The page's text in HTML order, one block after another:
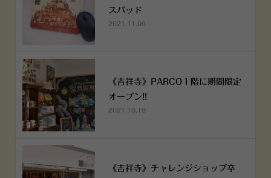
スパッド
2021.11.06
《吉祥寺》PARCO１階に期間限定
オープン!!
2021.10.19
《吉祥寺》チャレンジショップ卒